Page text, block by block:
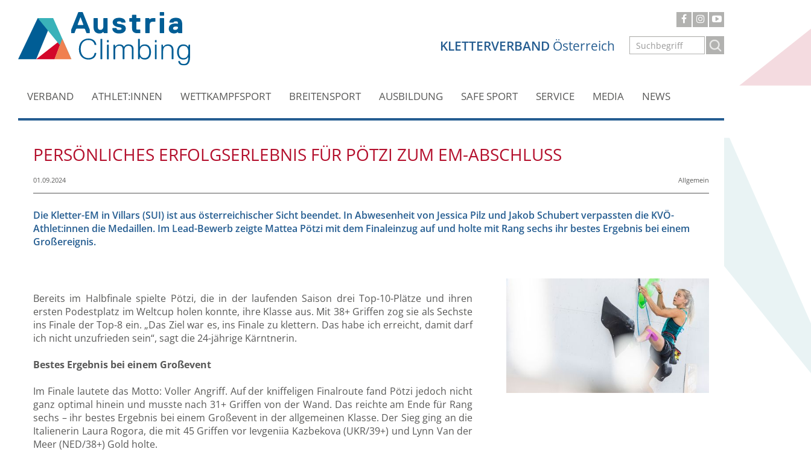
KLETTERVERBAND Österreich
VERBAND ATHLET:INNEN WETTKAMPFSPORT BREITENSPORT AUSBILDUNG SAFE SPORT SERVICE MEDIA NEWS
PERSÖNLICHES ERFOLGSERLEBNIS FÜR PÖTZI ZUM EM-ABSCHLUSS
01.09.2024 Allgemein
Die Kletter-EM in Villars (SUI) ist aus österreichischer Sicht beendet. In Abwesenheit von Jessica Pilz und Jakob Schubert verpassten die KVÖ-
Athlet:innen die Medaillen. Im Lead-Bewerb zeigte Mattea Pötzi mit dem Finaleinzug auf und holte mit Rang sechs ihr bestes Ergebnis bei einem
Großereignis.
Bereits im Halbfinale spielte Pötzi, die in der laufenden Saison drei Top-10-Plätze und ihren
ersten Podestplatz im Weltcup holen konnte, ihre Klasse aus. Mit 38+ Griffen zog sie als Sechste
ins Finale der Top-8 ein. „Das Ziel war es, ins Finale zu klettern. Das habe ich erreicht, damit darf
ich nicht unzufrieden sein“, sagt die 24-jährige Kärntnerin.
Bestes Ergebnis bei einem Großevent
Im Finale lautete das Motto: Voller Angriff. Auf der kniffeligen Finalroute fand Pötzi jedoch nicht
ganz optimal hinein und musste nach 31+ Griffen von der Wand. Das reichte am Ende für Rang
sechs – ihr bestes Ergebnis bei einem Großevent in der allgemeinen Klasse. Der Sieg ging an die
Italienerin Laura Rogora, die mit 45 Griffen vor Ievgeniia Kazbekova (UKR/39+) und Lynn Van der
Meer (NED/38+) Gold holte.